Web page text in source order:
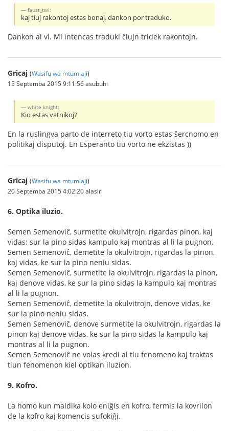
faust_twi:
kaj tiuj rakontoj estas bonaj. dankon por traduko.
Dankon al vi. Mi intencas traduki ĉiujn tridek rakontojn.
Gricaj (Wasifu wa mtumiaji)
15 Septemba 2015 9:11:56 asubuhi
white knight:
Kio estas vatnikoj?
En la ruslingva parto de interreto tiu vorto estas ŝercnomo en
politikaj disputoj. En Esperanto tiu vorto ne ekzistas ))
Gricaj (Wasifu wa mtumiaji)
20 Septemba 2015 4:02:20 alasiri
6. Optika iluzio.
Semen Semenoviĉ, surmetite okulvitrojn, rigardas pinon, kaj
vidas: sur la pino sidas kampulo kaj montras al li la pugnon.
Semen Semenoviĉ, demetite la okulvitrojn, rigardas la pinon,
kaj vidas, ke sur la pino neniu sidas.
Semen Semenoviĉ, surmetite la okulvitrojn, rigardas la pinon,
kaj denove vidas, ke sur la pino sidas la kampulo kaj montras
al li la pugnon.
Semen Semenoviĉ, demetite la okulvitrojn, denove vidas, ke
sur la pino neniu sidas.
Semen Semenoviĉ, denove surmetite la okulvitrojn, rigardas la
pinon kaj denove vidas, ke sur la pino sidas la kampulo kaj
montras al li la pugnon.
Semen Semenoviĉ ne volas kredi al tiu fenomeno kaj traktas
tiun fenomenon kiel optikan iluzion.
9. Kofro.
La homo kun maldika kolo eniĝis en kofro, fermis la kovrilon
de la kofro kaj komencis sufokiĝi.